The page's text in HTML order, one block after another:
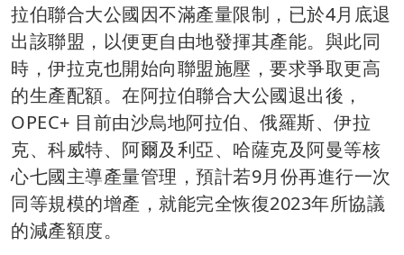
拉伯聯合大公國因不滿產量限制，已於4月底退
出該聯盟，以便更自由地發揮其產能。與此同
時，伊拉克也開始向聯盟施壓，要求爭取更高
的生產配額。在阿拉伯聯合大公國退出後，
OPEC+ 目前由沙烏地阿拉伯、俄羅斯、伊拉
克、科威特、阿爾及利亞、哈薩克及阿曼等核
心七國主導產量管理，預計若9月份再進行一次
同等規模的增產，就能完全恢復2023年所協議
的減產額度。